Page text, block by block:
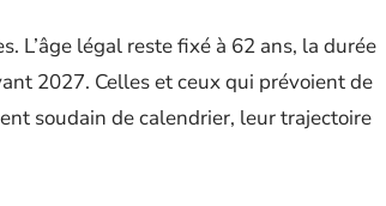
L’âge légal reste fixé à 62 ans, la durée
2027. Celles et ceux qui prévoient de
soudain de calendrier, leur trajectoire